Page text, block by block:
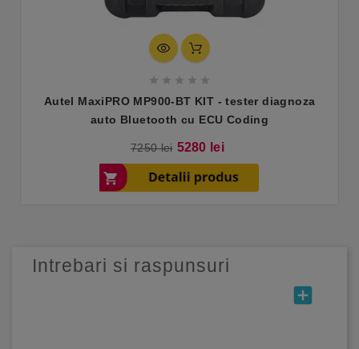
    
Autel MaxiPRO MP900-BT KIT - tester diagnoza
auto Bluetooth cu ECU Coding
7250 lei 5280 lei
baza
Intrebari si raspunsuri
add_box